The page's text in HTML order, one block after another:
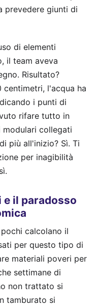
prevedere giunti di
di elementi
il team aveva
Risultato?
centimetri, l'acqua ha
i punti di
rifare tutto in
collegati
più all'inizio? Sì. Ti
per inagibilità
e il paradosso
calcolano il
per questo tipo di
materiali poveri per
settimane di
non trattato si
tamburato si